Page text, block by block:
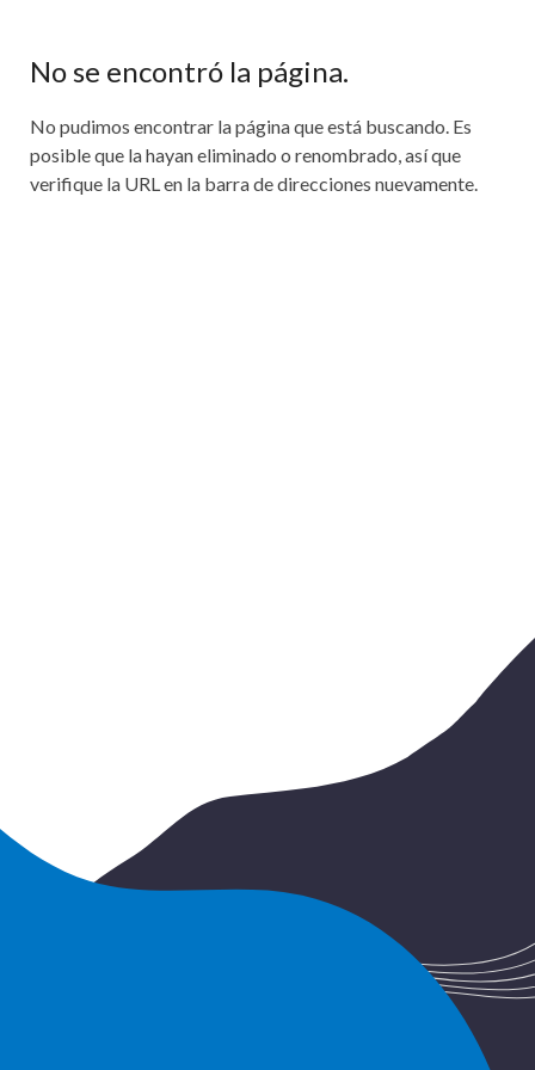
No se encontró la página.
No pudimos encontrar la página que está buscando. Es
posible que la hayan eliminado o renombrado, así que
verifique la URL en la barra de direcciones nuevamente.